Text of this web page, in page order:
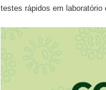
testes rápidos em laboratório